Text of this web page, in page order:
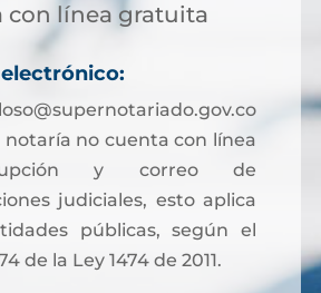
con línea gratuita
no cuenta con línea
y correo de
judiciales, esto aplica
públicas, según el
de la Ley 1474 de 2011.